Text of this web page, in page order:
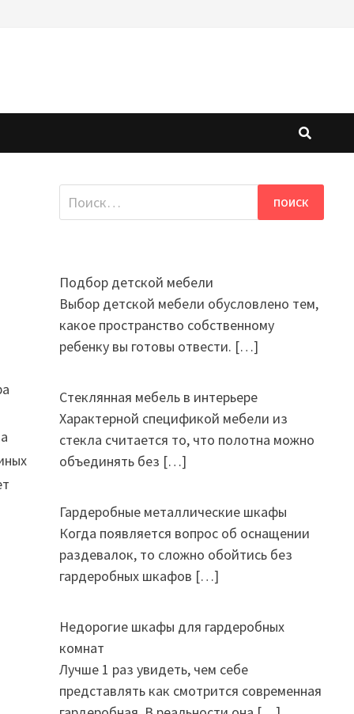
Найти:
Подбор детской мебели
Выбор детской мебели обусловлено тем,
какое пространство собственному
ребенку вы готовы отвести. […]
Стеклянная мебель в интерьере
Характерной спецификой мебели из
стекла считается то, что полотна можно
объединять без […]
Гардеробные металлические шкафы
Когда появляется вопрос об оснащении
раздевалок, то сложно обойтись без
гардеробных шкафов […]
Недорогие шкафы для гардеробных
комнат
Лучше 1 раз увидеть, чем себе
представлять как смотрится современная